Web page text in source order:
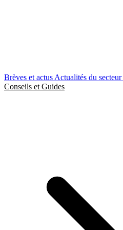
Brèves et actus Actualités du secteur
Conseils et Guides